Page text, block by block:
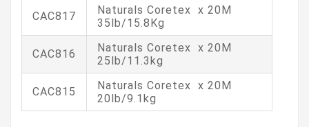
CAC817
Naturals Coretex x 20M
35lb/15.8Kg
CAC816
Naturals Coretex x 20M
25lb/11.3kg
CAC815
Naturals Coretex x 20M
20lb/9.1kg